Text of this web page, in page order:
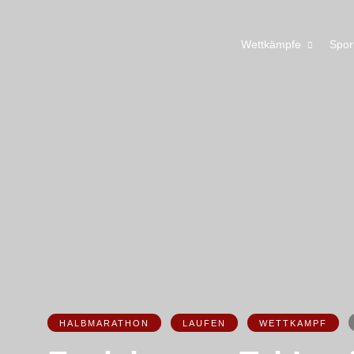
Wettkämpfe
HALBMARATHON LAUFEN WETTKAMPF